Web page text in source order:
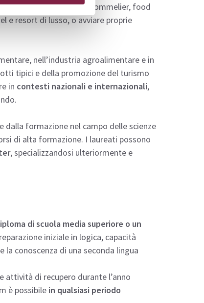
lavorare come chef, sommelier, food
e resort di lusso, o avviare proprie
nell’industria agroalimentare e in
tipici e della promozione del turismo
in contesti nazionali e internazionali,
dalla formazione nel campo delle scienze
di alta formazione. I laureati possono
, specializzandosi ulteriormente e
di scuola media superiore o un
iniziale in logica, capacità
la conoscenza di una seconda lingua
attività di recupero durante l’anno
è possibile in qualsiasi periodo